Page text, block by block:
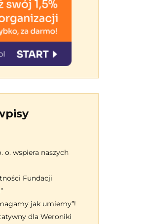
o. wspiera naszych
Fundacji
jak umiemy”!
dla Weroniki